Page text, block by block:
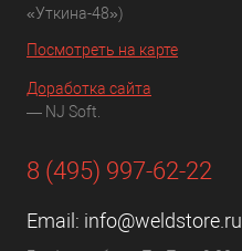
«Уткина-48»)
Посмотреть на карте
Доработка сайта
— NJ Soft.
8 (495) 997-62-22
Email: info@weldstore.ru